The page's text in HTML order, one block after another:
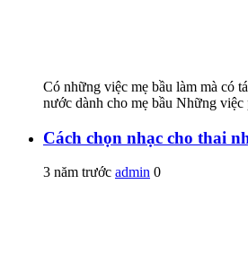
Có những việc mẹ bầu làm mà có
nước dành cho mẹ bầu Những
Cách chọn nhạc cho thai
3 năm trước admin 0